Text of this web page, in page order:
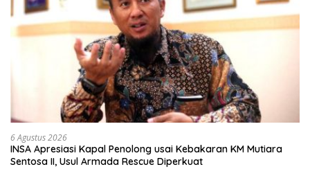
6 Agustus 2026
INSA Apresiasi Kapal Penolong usai Kebakaran KM Mutiara
Sentosa II, Usul Armada Rescue Diperkuat